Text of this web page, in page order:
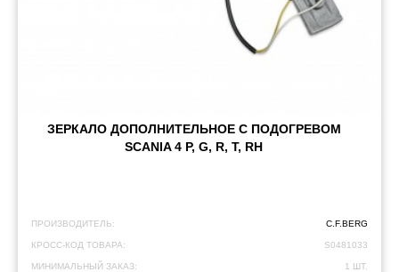
ЗЕРКАЛО ДОПОЛНИТЕЛЬНОЕ С ПОДОГРЕВОМ
SCANIA 4 P, G, R, T, RH
ПРОИЗВОДИТЕЛЬ: C.F.BERG
КРОСС-КОД ТОВАРА: S0481033
МИНИМАЛЬНЫЙ ЗАКАЗ: 1 ШТ.